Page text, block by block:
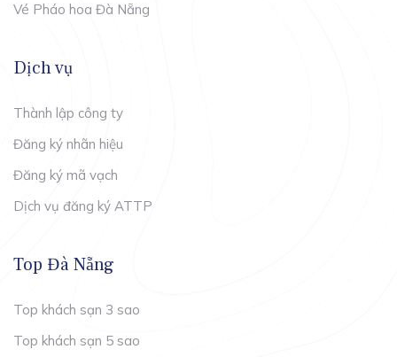
Vé Pháo hoa Đà Nẵng
Dịch vụ
Thành lập công ty
Đăng ký nhãn hiệu
Đăng ký mã vạch
Dịch vụ đăng ký ATTP
Top Đà Nẵng
Top khách sạn 3 sao
Top khách sạn 5 sao